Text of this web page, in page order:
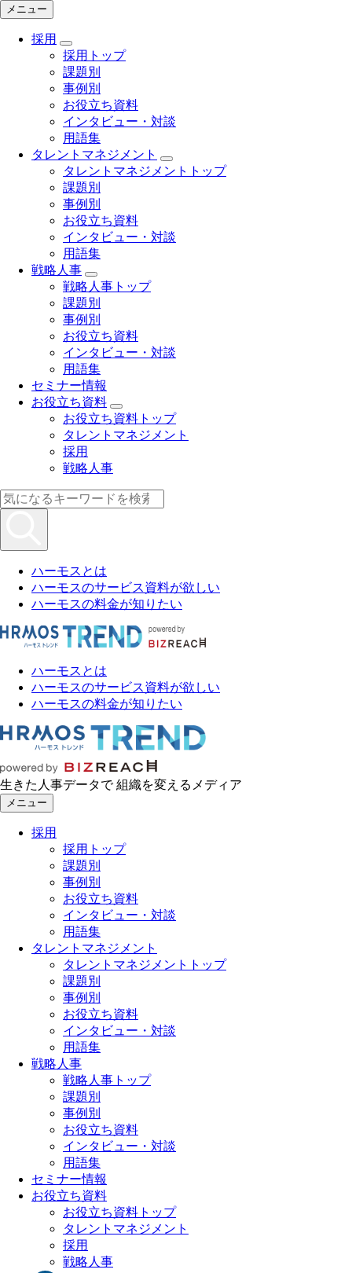
メニュー
採用
採用トップ
課題別
事例別
お役立ち資料
インタビュー・対談
用語集
タレントマネジメント
タレントマネジメントトップ
課題別
事例別
お役立ち資料
インタビュー・対談
用語集
戦略人事
戦略人事トップ
課題別
事例別
お役立ち資料
インタビュー・対談
用語集
セミナー情報
お役立ち資料
お役立ち資料トップ
タレントマネジメント
採用
戦略人事
ハーモスとは
ハーモスのサービス資料が欲しい
ハーモスの料金が知りたい
ハーモスとは
ハーモスのサービス資料が欲しい
ハーモスの料金が知りたい
生きた人事データで 組織を変えるメディア
メニュー
採用
採用トップ
課題別
事例別
お役立ち資料
インタビュー・対談
用語集
タレントマネジメント
タレントマネジメントトップ
課題別
事例別
お役立ち資料
インタビュー・対談
用語集
戦略人事
戦略人事トップ
課題別
事例別
お役立ち資料
インタビュー・対談
用語集
セミナー情報
お役立ち資料
お役立ち資料トップ
タレントマネジメント
採用
戦略人事